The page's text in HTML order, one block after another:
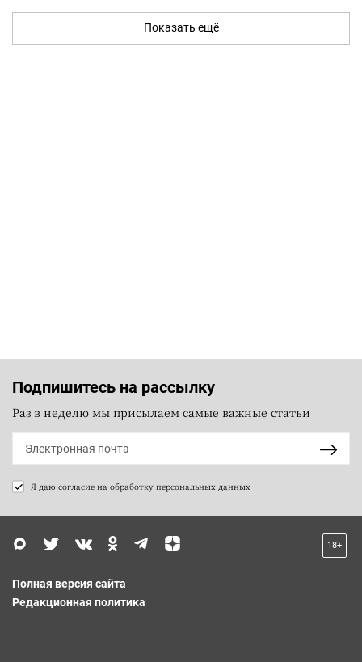
Показать ещё
Подпишитесь на рассылку
Раз в неделю мы присылаем самые важные статьи
Я даю согласие на обработку персональных данных
18+
Полная версия сайта
Редакционная политика